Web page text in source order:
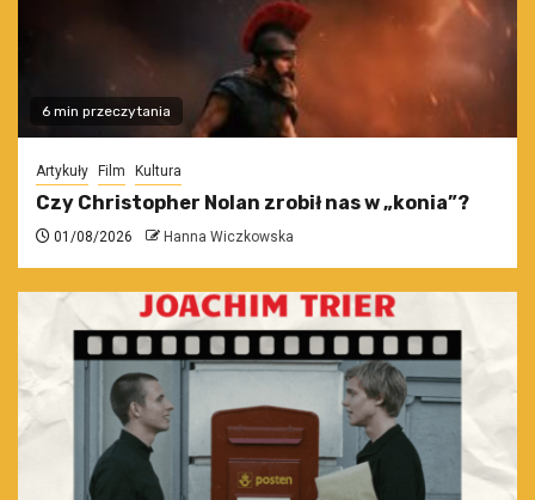
6 min przeczytania
Artykuły Film Kultura
Czy Christopher Nolan zrobił nas w „konia”?
01/08/2026 Hanna Wiczkowska